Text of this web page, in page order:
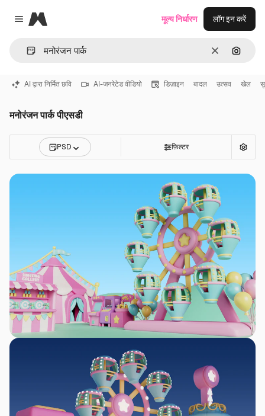
Close menu
Magnific
साफ़ इमेज से
मूल्य निर्धारण लॉग इन करें
AI द्वारा निर्मित छवि AI-जनरेटेड वीडियो डिज़ाइन बादल उत्सव खेल
मनोरंजन पार्क पीएसडी
PSD फ़िल्टर